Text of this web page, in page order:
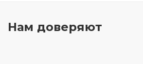
Нам доверяют